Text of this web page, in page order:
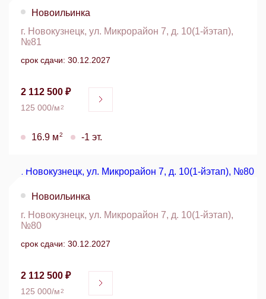
Новоильинка
г. Новокузнецк, ул. Микрорайон 7, д. 10(1-йэтап),
№81
срок сдачи: 30.12.2027
2 112 500 ₽
125 000/м2
16.9 м2 -1 эт.
Новоильинка
г. Новокузнецк, ул. Микрорайон 7, д. 10(1-йэтап),
№80
срок сдачи: 30.12.2027
2 112 500 ₽
125 000/м2